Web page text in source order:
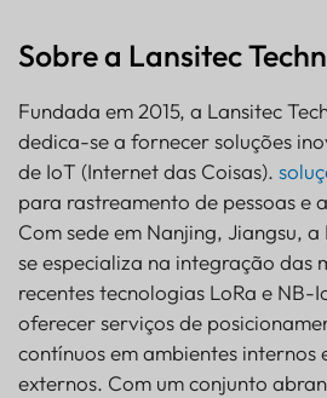
Sobre a Lansitec
Fundada em 2015, a Lansitec
dedica-se a fornecer soluções
de IoT (Internet das Coisas).
para rastreamento de pessoas e
Com sede em Nanjing, Jiangsu, a
se especializa na integração das
recentes tecnologias LoRa e NB-
oferecer serviços de
contínuos em ambientes internos
externos. Com um conjunto